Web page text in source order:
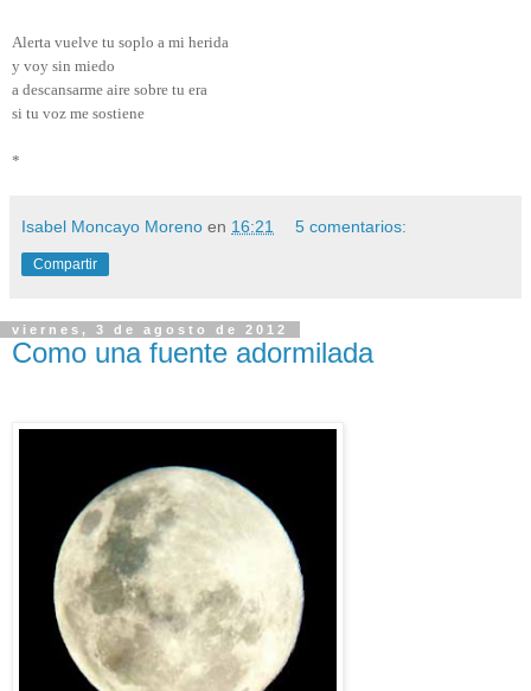
Alerta vuelve tu soplo a mi herida
y voy sin miedo
a descansarme aire sobre tu era
si tu voz me sostiene
*
Isabel Moncayo Moreno en 16:21 5 comentarios:
Compartir
viernes, 3 de agosto de 2012
Como una fuente adormilada